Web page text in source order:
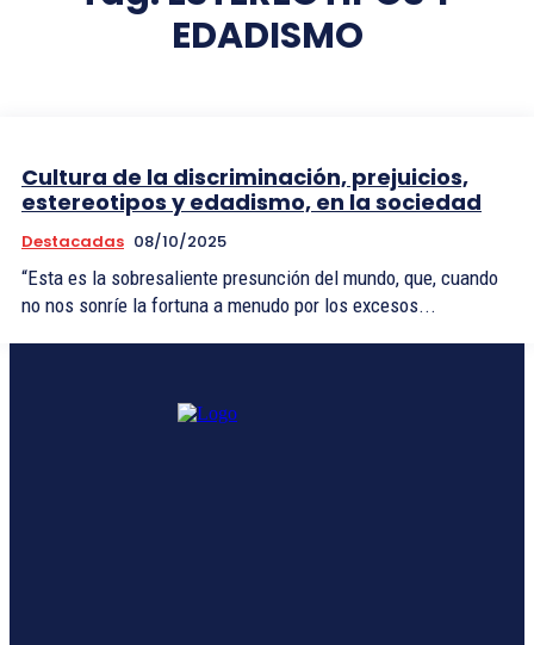
EDADISMO
Cultura de la discriminación, prejuicios,
estereotipos y edadismo, en la sociedad
Destacadas 08/10/2025
“Esta es la sobresaliente presunción del mundo, que, cuando
no nos sonríe la fortuna a menudo por los excesos...